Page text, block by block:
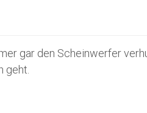
gar den Scheinwerfer
geht.